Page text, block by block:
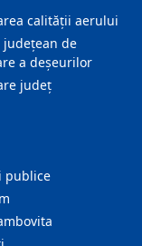
calității aerului
județean de
a deșeurilor
judeţ
publice